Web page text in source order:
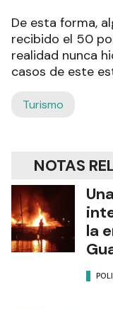
De esta forma,
recibido el 50
realidad nunca
casos de este
Turismo
NOTAS
la